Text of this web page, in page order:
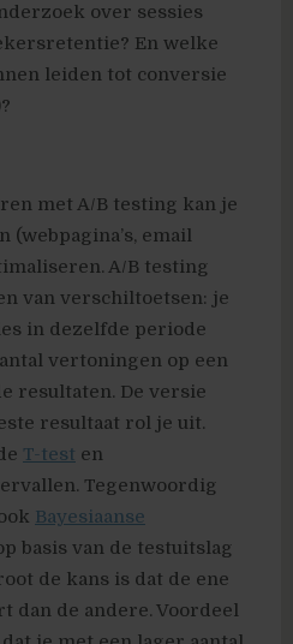
over sessies
En welke
leiden tot conversie
met A/B testing kan je
email
A/B testing
van verschiltoetsen: je
in dezelfde periode
vertoningen op een
resultaten. De versie
resultaat rol je uit.
T-test en
Tegenwoordig
Bayesiaanse
basis van de testuitslag
de kans is dat de ene
dan de andere. Voordeel